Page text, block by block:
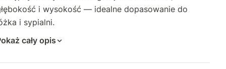
i wysokość — idealne dopasowanie do
i sypialni.
cały opis